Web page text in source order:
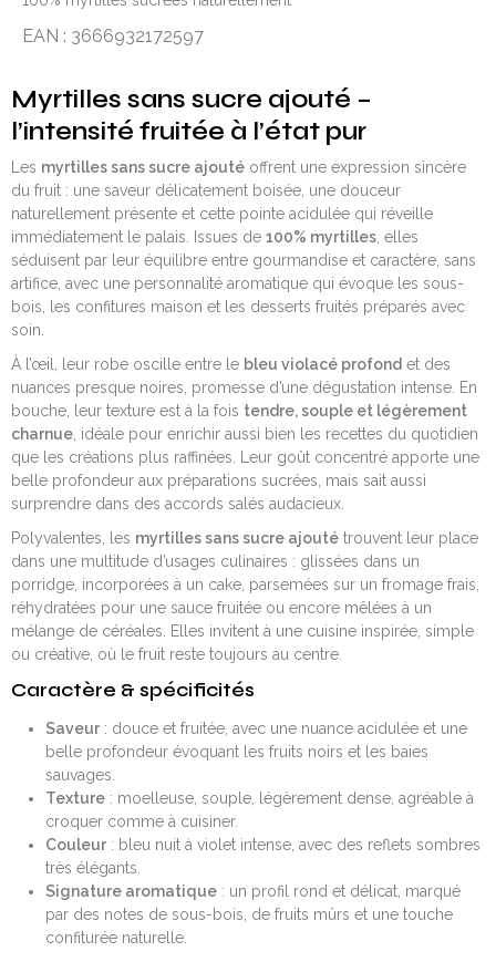
EAN : 3666932172597
Myrtilles sans sucre ajouté –
l’intensité fruitée à l’état pur
Les myrtilles sans sucre ajouté offrent une expression sincère
du fruit : une saveur délicatement boisée, une douceur
naturellement présente et cette pointe acidulée qui réveille
immédiatement le palais. Issues de 100% myrtilles , elles
séduisent par leur équilibre entre gourmandise et caractère, sans
artifice, avec une personnalité aromatique qui évoque les sous-
bois, les confitures maison et les desserts fruités préparés avec
soin.
À l’œil, leur robe oscille entre le bleu violacé profond et des
nuances presque noires, promesse d’une dégustation intense. En
bouche, leur texture est à la fois tendre, souple et légèrement
charnue , idéale pour enrichir aussi bien les recettes du quotidien
que les créations plus raffinées. Leur goût concentré apporte une
belle profondeur aux préparations sucrées, mais sait aussi
surprendre dans des accords salés audacieux.
Polyvalentes, les myrtilles sans sucre ajouté trouvent leur place
dans une multitude d’usages culinaires : glissées dans un
porridge, incorporées à un cake, parsemées sur un fromage frais,
réhydratées pour une sauce fruitée ou encore mêlées à un
mélange de céréales. Elles invitent à une cuisine inspirée, simple
ou créative, où le fruit reste toujours au centre.
Caractère & spécificités
Saveur: douce et fruitée, avec une nuance acidulée et une
belle profondeur évoquant les fruits noirs et les baies
sauvages.
Texture: moelleuse, souple, légèrement dense, agréable à
croquer comme à cuisiner.
Couleur: bleu nuit à violet intense, avec des reflets sombres
très élégants.
Signature aromatique: un profil rond et délicat, marqué
par des notes de sous-bois, de fruits mûrs et une touche
confiturée naturelle.